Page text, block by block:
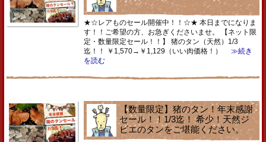
★☆レアものセール開催中！！☆★ 本日までになりま
す！！ご希望の方、お急ぎくださいませ。 【ネット限
定・数量限定セール！！】 猪のタン（天然）1/3
迄！！ ￥1,570→￥1,129（いい肉価格！）
≫続き
を読む
【数量限定】猪のタン！年末感謝
セール！！1/3迄！ 希少！天然ジ
ビエのタンをご堪能ください。